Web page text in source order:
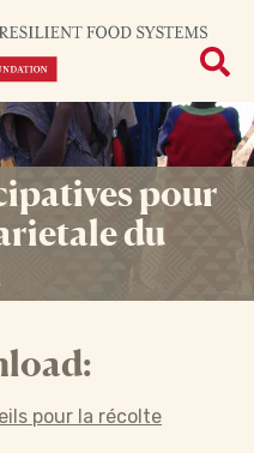
pour
du
pour la récolte